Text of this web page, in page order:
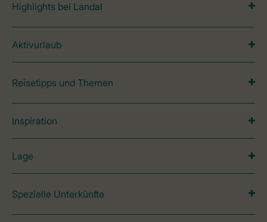
Highlights bei Landal
Aktivurlaub
Reisetipps und Themen
Inspiration
Lage
Spezielle Unterkünfte